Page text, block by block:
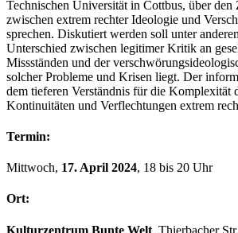
Technischen Universität in Cottbus, über den
zwischen extrem rechter Ideologie und
sprechen. Diskutiert werden soll unter
Unterschied zwischen legitimer Kritik an
Missständen und der
solcher Probleme und Krisen liegt. Der
dem tieferen Verständnis für die Komplexität
Kontinuitäten und Verflechtungen extrem
Termin:
Mittwoch, 17. April 2024, 18 bis 20 Uhr
Ort:
Kulturzentrum Bunte Welt, Thierbacher